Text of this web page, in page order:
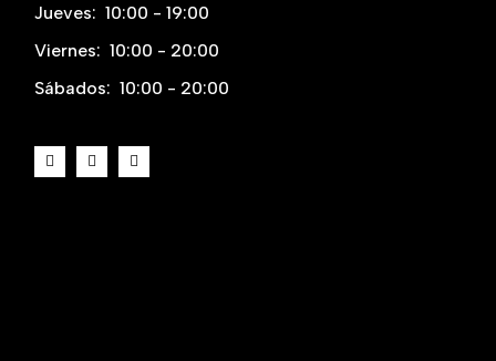
Jueves: 10:00 - 19:00
Viernes: 10:00 - 20:00
Sábados: 10:00 - 20:00